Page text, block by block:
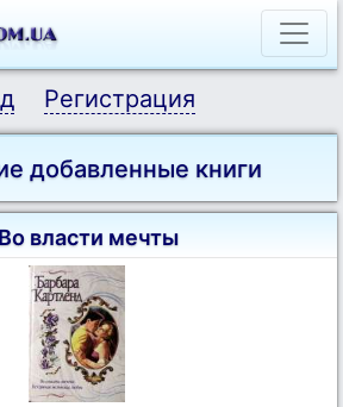
Регистрация
добавленные книги
Во власти мечты